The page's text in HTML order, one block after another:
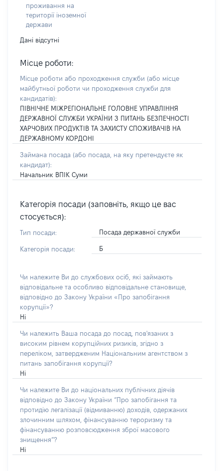
проживання на
території іноземної
держави
Дані відсутні
Місце роботи:
Місце роботи або проходження служби (або місце
майбутньої роботи чи проходження служби для
кандидатів):
ПІВНІЧНЕ МІЖРЕГІОНАЛЬНЕ ГОЛОВНЕ УПРАВЛІННЯ
ДЕРЖАВНОЇ СЛУЖБИ УКРАЇНИ З ПИТАНЬ БЕЗПЕЧНОСТІ
ХАРЧОВИХ ПРОДУКТІВ ТА ЗАХИСТУ СПОЖИВАЧІВ НА
ДЕРЖАВНОМУ КОРДОНІ
Займана посада (або посада, на яку претендуєте як
кандидат):
Начальник ВПІК Суми
Категорія посади (заповніть, якщо це вас
стосується):
Тип посади: Посада державної служби
Категорія посади: Б
Чи належите Ви до службових осіб, які займають
відповідальне та особливо відповідальне становище,
відповідно до Закону України «Про запобігання
корупції»?
Ні
Чи належить Ваша посада до посад, пов'язаних з
високим рівнем корупційних ризиків, згідно з
переліком, затвердженим Національним агентством з
питань запобігання корупції?
Ні
Чи належите Ви до національних публічних діячів
відповідно до Закону України “Про запобігання та
протидію легалізації (відмиванню) доходів, одержаних
злочинним шляхом, фінансуванню тероризму та
фінансуванню розповсюдження зброї масового
знищення”?
Ні